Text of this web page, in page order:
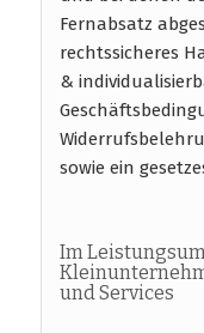
Fernabsatz
rechtssicheres
&
sowie ein
Im
und Services